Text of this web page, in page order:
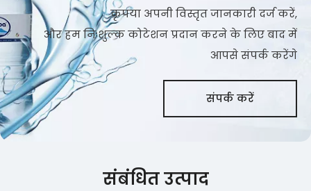
कृपया अपनी विस्तृत जानकारी दर्ज करें,
और हम निःशुल्क कोटेशन प्रदान करने के लिए बाद में
आपसे संपर्क करेंगे
संपर्क करें
संबंधित उत्पाद